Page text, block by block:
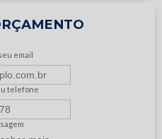
email
telefone